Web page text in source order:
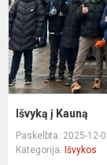
Išvyką į Kauną
Paskelbta: 2025-12-
Kategorija: Išvykos